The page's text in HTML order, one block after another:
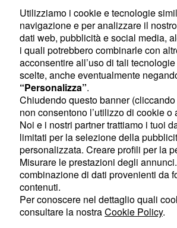
Cosa avviene nei prossimi
televisiva spagnola di canale 5 più
italiano, Il Segreto di Puente Viejo e
personaggio della giovane Prado?
L'offerta di lavoro
storia con Matias
In questavicendaha unruolo
Espinosa), che decide di prendere
ottiene la certezza della buona fede
conseguenza il
intenzione di spingere Prado (Maria
lasciare il paese di Puente Viejo. La
Utilizziamo i cookie e tecnologie
navigazione e per analizzare il
dati web, pubblicità e social media,
i quali potrebbero combinarle con
acconsentire all’uso di tali
scelte, anche eventualmente
“Personalizza”.
Chiudendo questo banner
non consentono l’utilizzo di cookie
Noi e i nostri partner trattiamo i tuoi
limitati per la selezione della
personalizzata. Creare profili per la
Misurare le prestazioni degli
combinazione di dati provenienti da
contenuti.
Per conoscere nel dettaglio quali
consultare la nostraCookie Policy.